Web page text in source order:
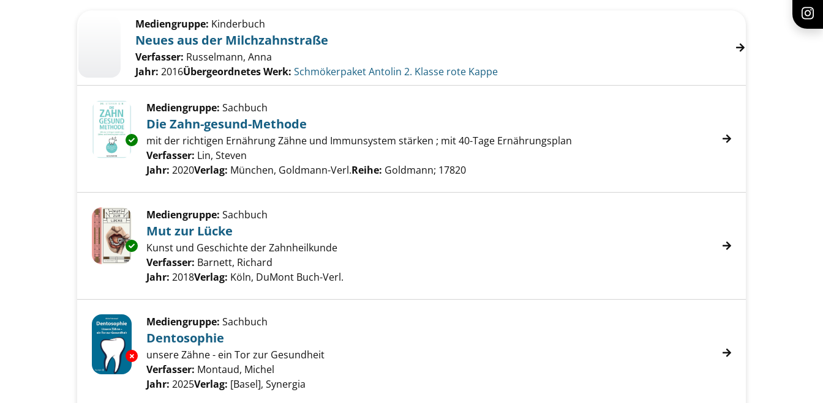
Zu den Suchfiltern springen
Mediengruppe: Kinderbuch
Neues aus der Milchzahnstraße
Verfasser: Russelmann, Anna
Jahr: 2016Übergeordnetes Werk: Schmökerpaket Antolin 2. Klasse rote Kappe
Exemplar-Details von Die Zahn-gesund-Methode anzeigen
Mediengruppe: Sachbuch
Die Zahn-gesund-Methode
mit der richtigen Ernährung Zähne und Immunsystem stärken ; mit 40-Tage Ernährungsplan
Verfasser: Lin, Steven
Jahr: 2020Verlag: München, Goldmann-Verl.Reihe: Goldmann; 17820
Exemplar-Details von Mut zur Lücke anzeigen
Mediengruppe: Sachbuch
Mut zur Lücke
Kunst und Geschichte der Zahnheilkunde
Verfasser: Barnett, Richard
Jahr: 2018Verlag: Köln, DuMont Buch-Verl.
Exemplar-Details von Dentosophie anzeigen
Mediengruppe: Sachbuch
Dentosophie
unsere Zähne - ein Tor zur Gesundheit
Verfasser: Montaud, Michel
Jahr: 2025Verlag: [Basel], Synergia